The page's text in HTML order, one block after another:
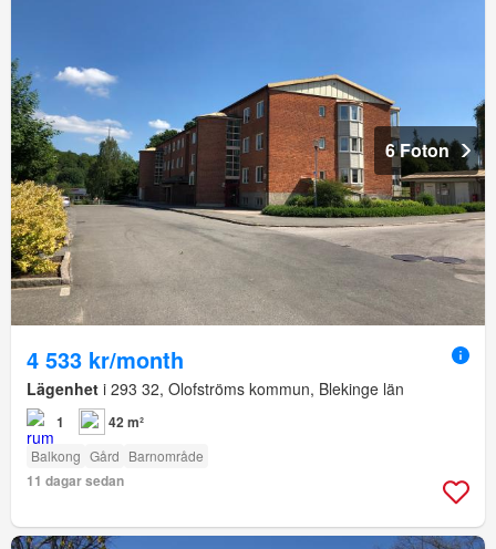
6 Foton
4 533 kr/month
Lägenhet i 293 32, Olofströms kommun, Blekinge län
1 42 m²
Balkong Gård Barnområde
11 dagar sedan